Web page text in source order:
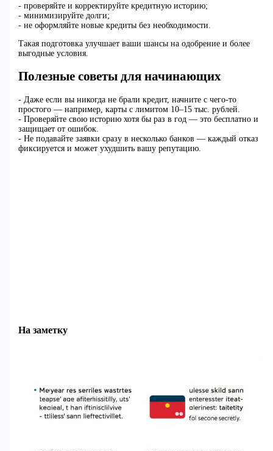
- проверяйте и корректируйте кредитную историю;
- минимизируйте долги;
- не оформляйте новые кредиты без необходимости.
Такая подготовка улучшает ваши шансы на одобрение и более
выгодные условия.
Полезные советы для начинающих
- Даже если вы никогда не брали кредит, начните с чего-то
простого — например, карты с лимитом 10–15 тыс. рублей.
- Проверяйте свою историю хотя бы раз в год — это бесплатно и
защищает от ошибок.
- Не подавайте заявки сразу в несколько банков — каждый отказ
фиксируется и может ухудшить вашу репутацию.
На заметку